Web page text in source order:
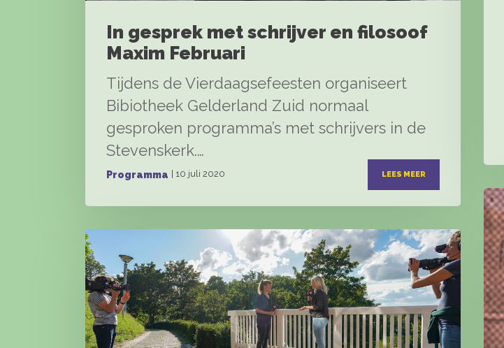
In gesprek met schrijver en filosoof
Maxim Februari
Tijdens de Vierdaagsefeesten organiseert
Bibiotheek Gelderland Zuid normaal
gesproken programma’s met schrijvers in de
Stevenskerk.…
Programma | 10 juli 2020 LEES MEER